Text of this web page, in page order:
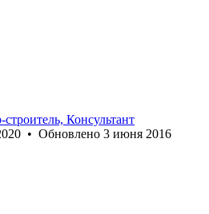
Консультант
• Обновлено 3 июня 2016